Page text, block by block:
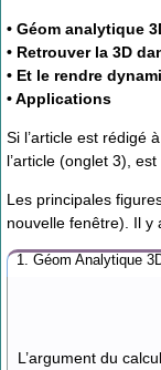
• Géom analytique
• Retrouver la 3D
• Et le rendre
• Applications
Si l’article est rédigé
l’article (onglet 3),
Les principales
nouvelle fenêtre). Il y
1. Géom Analytique
L’argument du